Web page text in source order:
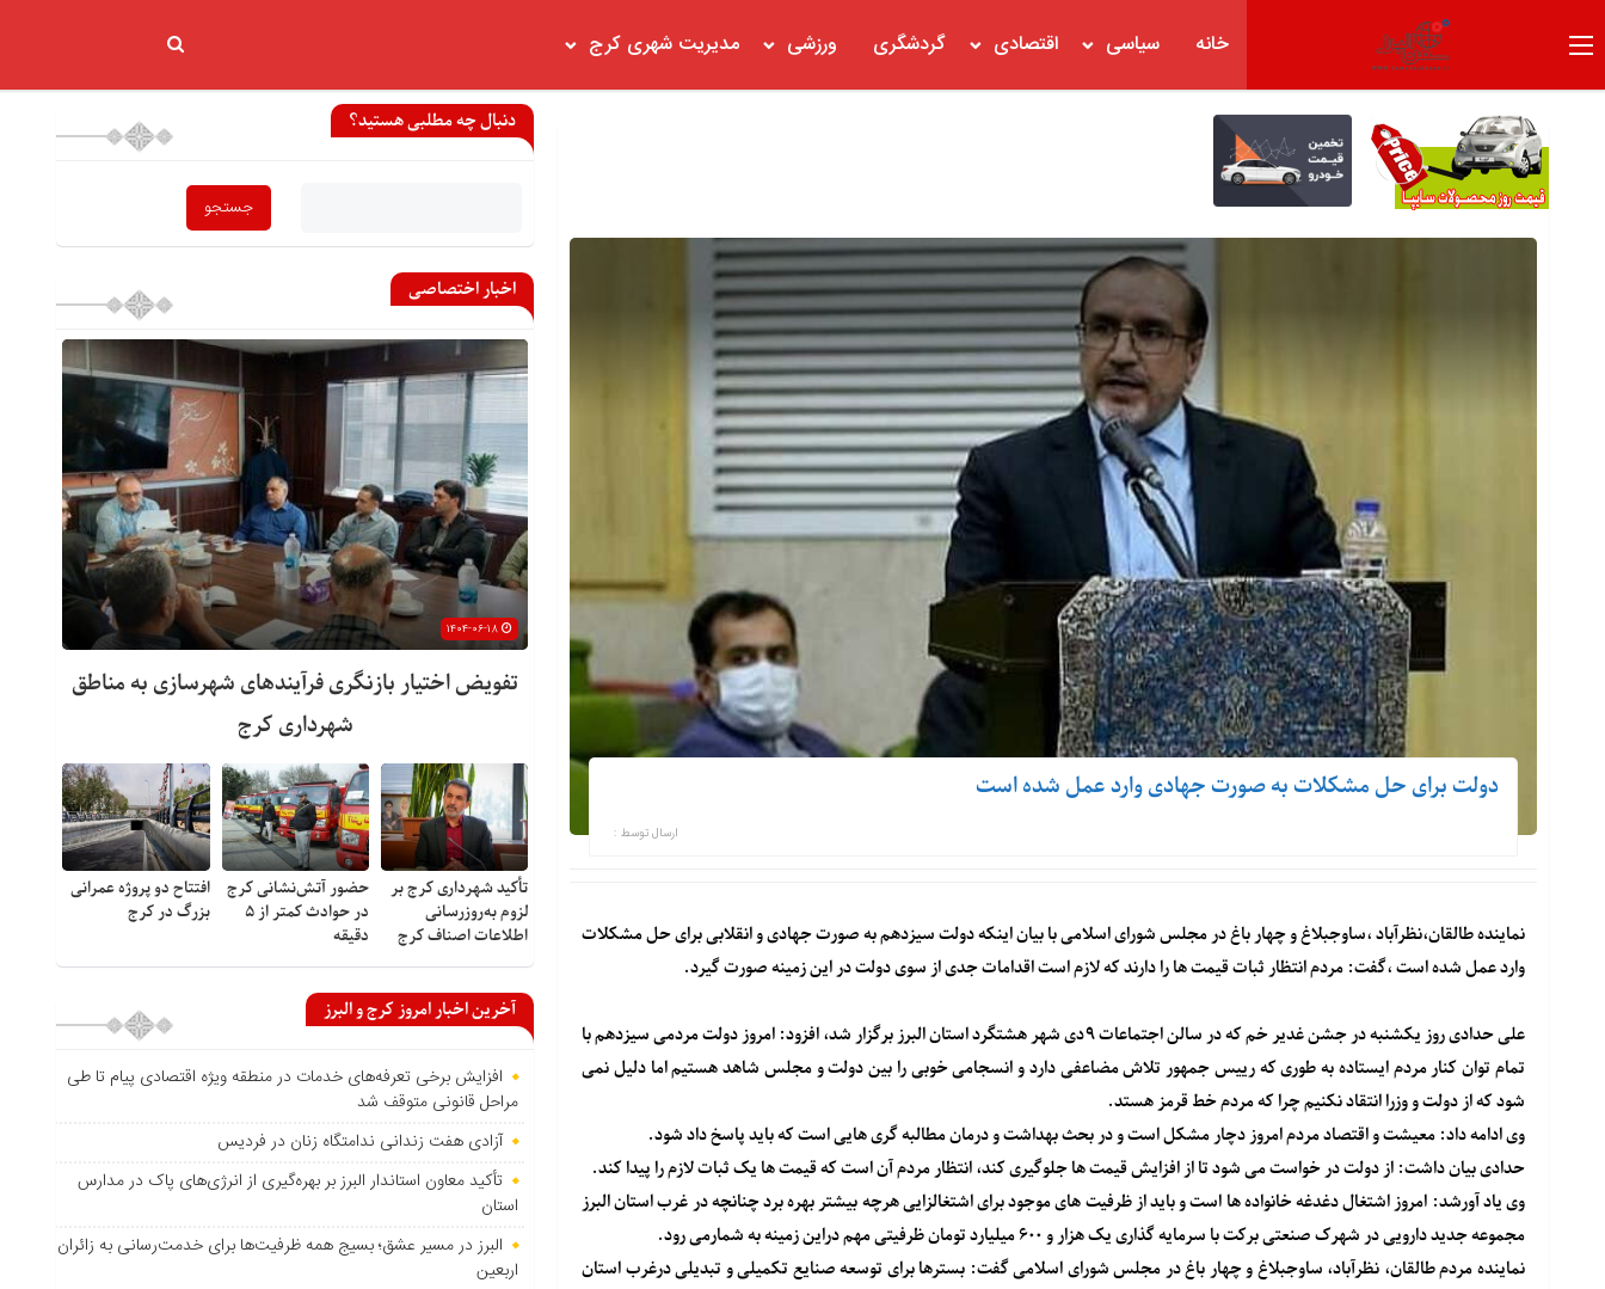
خانه سیاسی اقتصادی گردشگری ورزشی مدیریت شهری کرج
دولت برای حل مشکلات به صورت جهادی وارد عمل شده است
ارسال توسط :
نماینده طالقان،نظرآباد ،ساوجبلاغ و چهار باغ در مجلس شورای اسلامی با بیان اینکه دولت سیزدهم به صورت جهادی و انقلابی برای حل مشکلات
وارد عمل شده است ،گفت: مردم انتظار ثبات قیمت ها را دارند که لازم است اقدامات جدی از سوی دولت در این زمینه صورت گیرد.
علی حدادی روز یکشنبه در جشن غدیر خم که در سالن اجتماعات ۹دی شهر هشتگرد استان البرز برگزار شد، افزود: امروز دولت مردمی سیزدهم با
تمام توان کنار مردم ایستاده به طوری که رییس جمهور تلاش مضاعفی دارد و انسجامی خوبی را بین دولت و مجلس شاهد هستیم اما دلیل نمی
شود که از دولت و وزرا انتقاد نکنیم چرا که مردم خط قرمز هستد.
وی ادامه داد: معیشت و اقتصاد مردم امروز دچار مشکل است و در بحث بهداشت و درمان مطالبه گری هایی است که باید پاسخ داد شود.
حدادی بیان داشت: از دولت در خواست می شود تا از افزایش قیمت ها جلوگیری کند، انتظار مردم آن است که قیمت ها یک ثبات لازم را پیدا کند.
وی یاد آورشد: امروز اشتغال دغدغه خانواده ها است و باید از ظرفیت های موجود برای اشتغالزایی هرچه بیشتر بهره برد چنانچه در غرب استان البرز
مجموعه جدید دارویی در شهرک صنعتی برکت با سرمایه گذاری یک هزار و ۶۰۰ میلیارد تومان ظرفیتی مهم دراین زمینه به شمارمی رود.
نماینده مردم طالقان، نظرآباد، ساوجبلاغ و چهار باغ در مجلس شورای اسلامی گفت: بسترها برای توسعه صنایع تکمیلی و تبدیلی درغرب استان
دنبال چه مطلبی هستید؟
اخبار اختصاصی
تفویض اختیار بازنگری فرآیندهای شهرسازی به مناطق
شهرداری کرج
تأکید شهرداری کرج بر
لزوم به‌روزرسانی
اطلاعات اصناف کرج
حضور آتش‌نشانی کرج
در حوادث کمتر از ۵
دقیقه
افتتاح دو پروژه عمرانی
بزرگ در کرج
آخرین اخبار امروز کرج و البرز
افزایش برخی تعرفه‌های خدمات در منطقه ویژه اقتصادی پیام تا طی
مراحل قانونی متوقف شد
آزادی هفت زندانی ندامتگاه زنان در فردیس
تأکید معاون استاندار البرز بر بهره‌گیری از انرژی‌های پاک در مدارس
استان
البرز در مسیر عشق؛ بسیج همه ظرفیت‌ها برای خدمت‌رسانی به زائران
اربعین